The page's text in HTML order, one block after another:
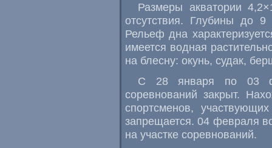
Размеры акватории
отсутствия. Глубины до
Рельеф дна
имеется водная
на блесну: окунь, судак,
С 28 января по 03
соревнований закрыт.
спортсменов,
запрещается. 04 февраля
на участке соревнований.